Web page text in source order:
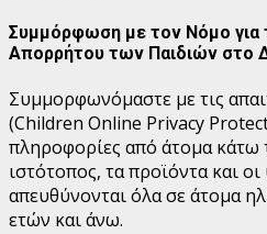
Συμμόρφωση με τον Νόμο για
Απορρήτου των Παιδιών στο
Συμμορφωνόμαστε με τις
(Children Online Privacy
πληροφορίες από άτομα κάτω
ιστότοπος, τα προϊόντα και
απευθύνονται όλα σε άτομα
ετών και άνω.